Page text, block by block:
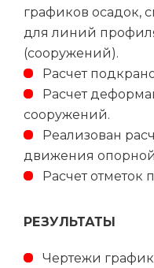
графиков осадок,
для линий
(сооружений).
Расчет
Расчет
сооружений.
Реализован
движения опорной
Расчет отметок
РЕЗУЛЬТАТЫ
Чертежи